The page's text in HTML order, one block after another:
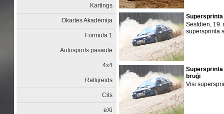
Kartings
Okartes Akadēmija
Formula 1
Autosports pasaulē
4x4
Rallijreids
Cits
eXi
Sestdien, 19.
supersprinta
bruģi
Visi